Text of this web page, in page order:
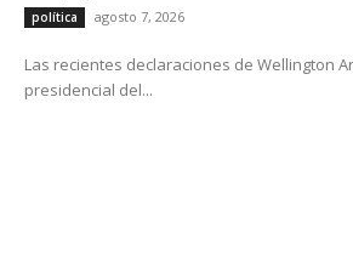
política agosto 7, 2026
Las recientes declaraciones de Wellington
presidencial del...